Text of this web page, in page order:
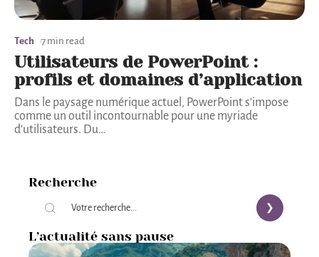
Tech 7 min read
Utilisateurs de PowerPoint :
profils et domaines d’application
Dans le paysage numérique actuel, PowerPoint s'impose
comme un outil incontournable pour une myriade
d'utilisateurs. Du…
Recherche
L’actualité sans pause